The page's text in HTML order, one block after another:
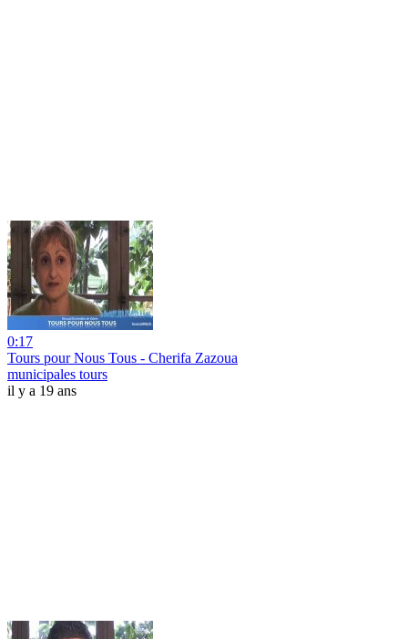
0:17
Tours pour Nous Tous - Cherifa Zazoua
municipales tours
il y a 19 ans